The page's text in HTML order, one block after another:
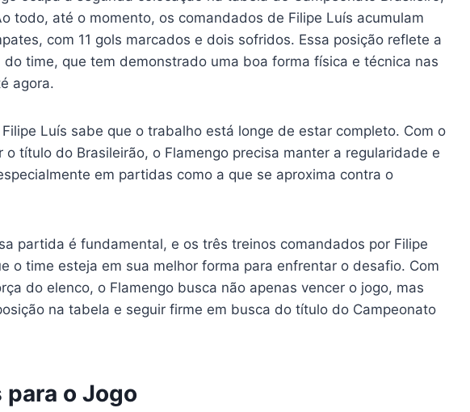
todo, até o momento, os comandados de Filipe Luís acumulam
com 11 gols marcados e dois sofridos. Essa posição reflete a
time, que tem demonstrado uma boa forma física e técnica nas
agora.
Luís sabe que o trabalho está longe de estar completo. Com o
título do Brasileirão, o Flamengo precisa manter a regularidade e
em partidas como a que se aproxima contra o
partida é fundamental, e os três treinos comandados por Filipe
o time esteja em sua melhor forma para enfrentar o desafio. Com
do elenco, o Flamengo busca não apenas vencer o jogo, mas
na tabela e seguir firme em busca do título do Campeonato
o Jogo